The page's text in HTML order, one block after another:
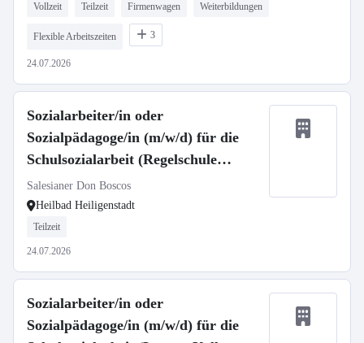
Vollzeit Teilzeit Firmenwagen Weiterbildungen
Flexible Arbeitszeiten 3
24.07.2026
Sozialarbeiter/in oder
Sozialpädagoge/in (m/w/d) für die
Schulsozialarbeit (Regelschule
Ershausen)
Salesianer Don Boscos
Heilbad Heiligenstadt
Teilzeit
24.07.2026
Sozialarbeiter/in oder
Sozialpädagoge/in (m/w/d) für die